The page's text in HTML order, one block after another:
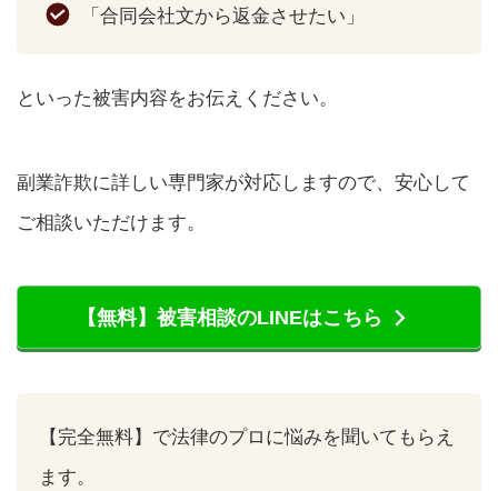
「合同会社文から返金させたい」
といった被害内容をお伝えください。
副業詐欺に詳しい専門家が対応しますので、安心して
ご相談いただけます。
【無料】被害相談のLINEはこちら
【完全無料】で法律のプロに悩みを聞いてもらえ
ます。